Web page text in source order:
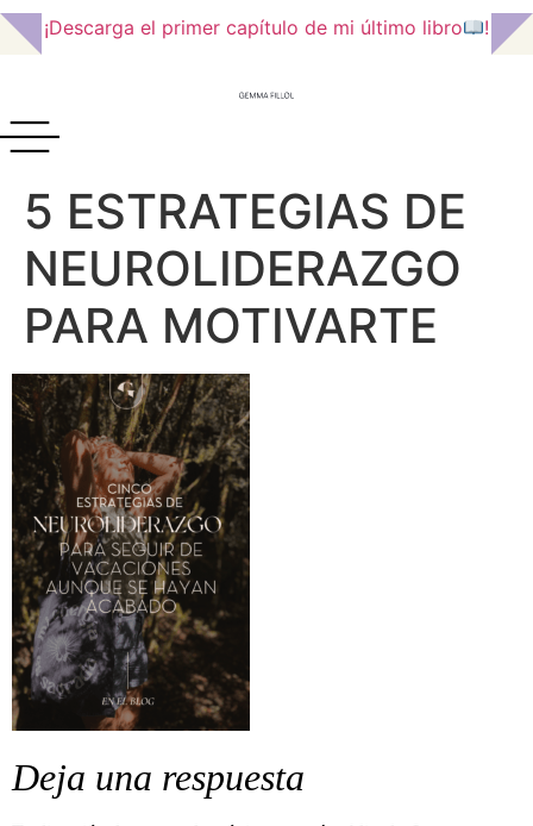
¡Descarga el primer capítulo de mi último libro !
5 ESTRATEGIAS DE
NEUROLIDERAZGO
PARA MOTIVARTE
Deja una respuesta